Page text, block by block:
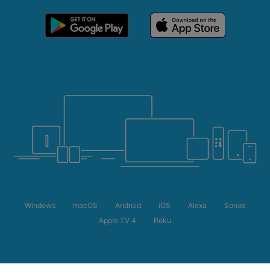
Windows macOS Android iOS Alexa
Sonos
Apple TV 4
Roku